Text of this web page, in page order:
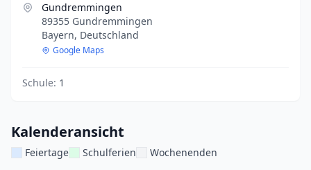
Gundremmingen
89355 Gundremmingen
Bayern, Deutschland
Google Maps
Schule: 1
Kalenderansicht
Feiertage Schulferien Wochenenden